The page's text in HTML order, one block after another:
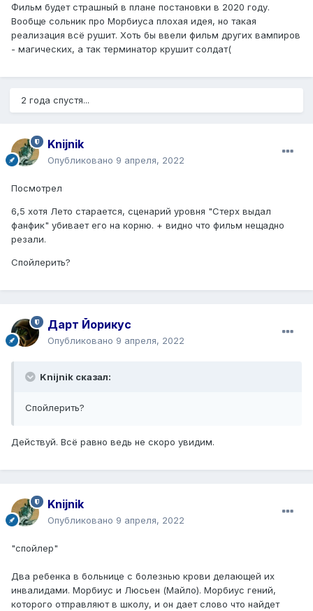
Фильм будет страшный в плане постановки в 2020 году.
Вообще сольник про Морбиуса плохая идея, но такая
реализация всё рушит. Хоть бы ввели фильм других вампиров
- магических, а так терминатор крушит солдат(
2 года спустя...
Knijnik
Опубликовано 9 апреля, 2022
Посмотрел
6,5 хотя Лето старается, сценарий уровня "Стерх выдал
фанфик" убивает его на корню. + видно что фильм нещадно
резали.
Спойлерить?
Дарт Йорикус
Опубликовано 9 апреля, 2022
Knijnik сказал:
Спойлерить?
Действуй. Всё равно ведь не скоро увидим.
Knijnik
Опубликовано 9 апреля, 2022
"спойлер"
Два ребенка в больнице с болезнью крови делающей их
инвалидами. Морбиус и Люсьен (Майло). Морбиус гений,
которого отправляют в школу, и он дает слово что найдет